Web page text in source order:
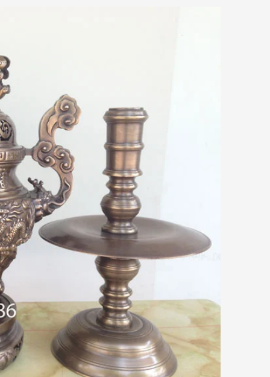
Giải thích về ưu điểm của đồng Catut
so với các loại đồng khác
Đồ Đồng Thành Phát
06/ 04/ 2026
Đồng Catut là gì? Đồng Catut thực
chất là loại đồng vàng chất lượng
cao, thường được lấy từ vỏ đạn